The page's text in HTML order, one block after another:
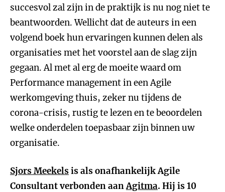
succesvol zal zijn in de praktijk is nu nog niet te
beantwoorden. Wellicht dat de auteurs in een
volgend boek hun ervaringen kunnen delen als
organisaties met het voorstel aan de slag zijn
gegaan. Al met al erg de moeite waard om
Performance management in een Agile
werkomgeving thuis, zeker nu tijdens de
corona-crisis, rustig te lezen en te beoordelen
welke onderdelen toepasbaar zijn binnen uw
organisatie.
Sjors Meekelsis als onafhankelijk Agile
Consultant verbonden aanAgitma. Hij is 10